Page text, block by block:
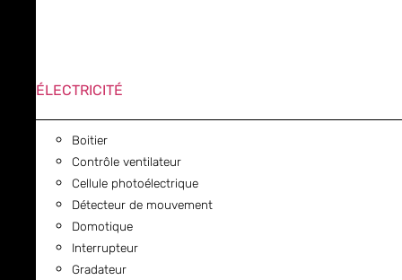
ÉLECTRICITÉ
Boitier
Contrôle ventilateur
Cellule photoélectrique
Détecteur de mouvement
Domotique
Interrupteur
Gradateur